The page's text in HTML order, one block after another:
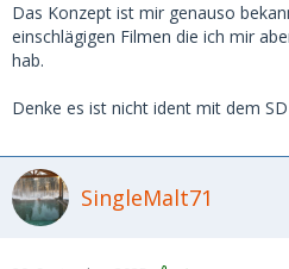
Das Konzept ist mir genauso
einschlägigen Filmen die ich mir
hab.
Denke es ist nicht ident mit dem
SingleMalt71